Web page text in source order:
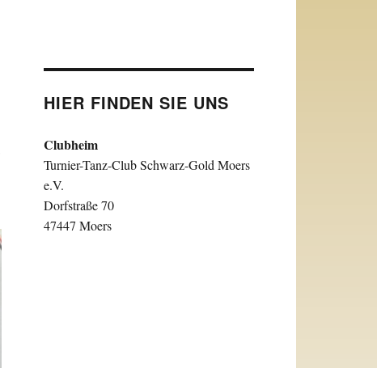
HIER FINDEN SIE UNS
Clubheim
Turnier-Tanz-Club Schwarz-Gold Moers
e.V.
Dorfstraße 70
47447 Moers